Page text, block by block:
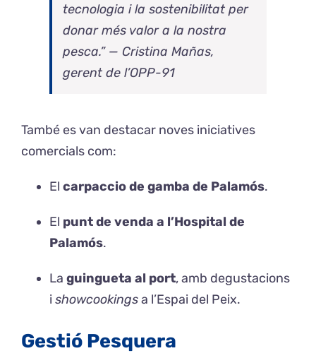
tecnologia i la sostenibilitat per
donar més valor a la nostra
pesca.” — Cristina Mañas,
gerent de l’OPP-91
També es van destacar noves iniciatives
comercials com:
El carpaccio de gamba de Palamós.
El punt de venda a l’Hospital de
Palamós.
La guingueta al port, amb degustacions
i showcookingsa l’Espai del Peix.
Gestió Pesquera